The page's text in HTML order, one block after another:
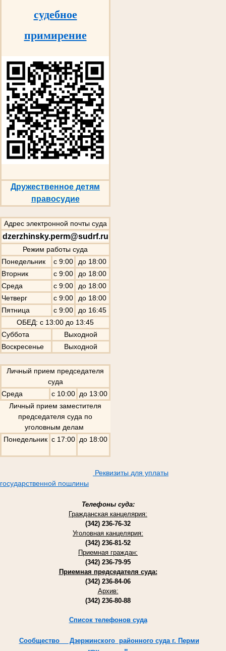
судебное
примирение
Дружественное детям
правосудие
Адрес электронной почты суда
dzerzhinsky.perm@sudrf.ru
Режим работы суда
Понедельник
с 9:00
до 18:00
Вторник
с 9:00
до 18:00
Среда
с 9:00
до 18:00
Четверг
с 9:00
до 18:00
Пятница
с 9:00
до 16:45
ОБЕД: с 13:00 до 13:45
Суббота
Выходной
Воскресенье
Выходной
Личный прием председателя
суда
Среда
с 10:00 до 13:00
Личный прием заместителя
председателя суда по
уголовным делам
Понедельник с 17:00 до 18:00
Реквизиты для уплаты
государственной пошлины
Телефоны суда:
Гражданская канцелярия:
(342) 236-76-32
Уголовная канцелярия:
(342) 236-81-52
Приемная граждан:
(342) 236-79-95
Приемная председателя суда:
(342) 236-84-06
Архив:
(342) 236-80-88
Список телефонов суда
Cообщество Дзержинского районного суда г. Перми